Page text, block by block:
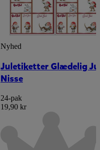
Nyhed
Juletiketter Glædelig
Nisse
24-pak
19,90 kr